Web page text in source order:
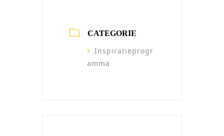
CATEGORIE
Inspiratieprogr
amma